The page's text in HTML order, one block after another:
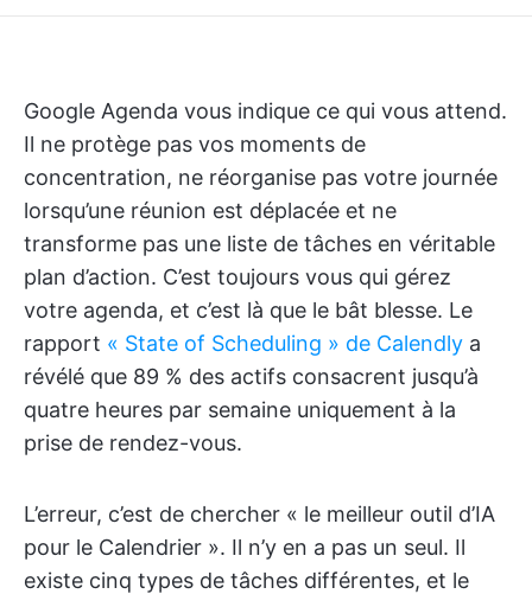
Google Agenda vous indique ce qui vous attend.
Il ne protège pas vos moments de
concentration, ne réorganise pas votre journée
lorsqu’une réunion est déplacée et ne
transforme pas une liste de tâches en véritable
plan d’action. C’est toujours vous qui gérez
votre agenda, et c’est là que le bât blesse. Le
rapport « State of Scheduling » de Calendly a
révélé que 89 % des actifs consacrent jusqu’à
quatre heures par semaine uniquement à la
prise de rendez-vous.
L’erreur, c’est de chercher « le meilleur outil d’IA
pour le Calendrier ». Il n’y en a pas un seul. Il
existe cinq types de tâches différentes, et le